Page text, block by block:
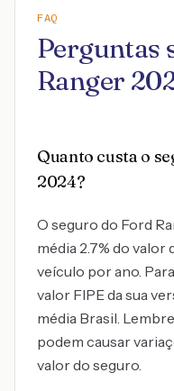
FAQ
Perguntas
Ranger
Quanto custa o
2024?
O seguro do Ford
média 2.7% do valor
veículo por ano.
valor FIPE da sua
média Brasil.
podem causar
valor do seguro.